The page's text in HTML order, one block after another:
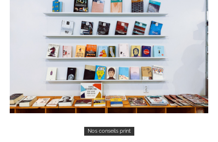
Nos conseils print